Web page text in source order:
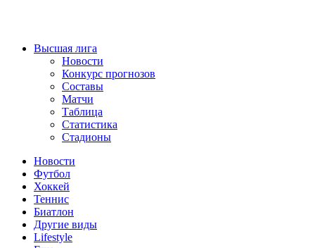
Высшая лига
Новости
Конкурс прогнозов
Составы
Матчи
Таблица
Статистика
Стадионы
Новости
Футбол
Хоккей
Теннис
Биатлон
Другие виды
Lifestyle